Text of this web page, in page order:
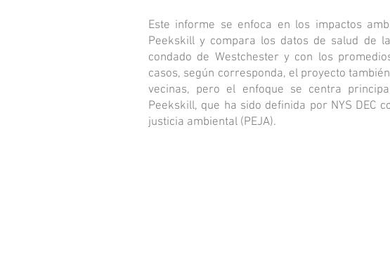
Este informe se enfoca en los impactos
Peekskill y compara los datos de salud de
condado de Westchester y con los
casos, según corresponda, el proyecto
vecinas, pero el enfoque se centra
Peekskill, que ha sido definida por NYS DEC
justicia ambiental (PEJA).